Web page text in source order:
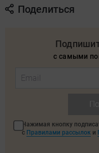
Поделиться
с самыми
Нажимая кнопку
с Правилами рассылок и